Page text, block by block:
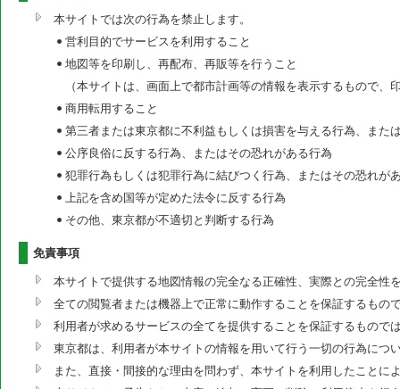
本サイトでは次の行為を禁止します。
営利目的でサービスを利用すること
地図等を印刷し、再配布、再販等を行うこと
（本サイトは、画面上で都市計画等の情報を表示するもので、
商用転用すること
第三者または東京都に不利益もしくは損害を与える行為、また
公序良俗に反する行為、またはその恐れがある行為
犯罪行為もしくは犯罪行為に結びつく行為、またはその恐れが
上記を含め国等が定めた法令に反する行為
その他、東京都が不適切と判断する行為
免責事項
本サイトで提供する地図情報の完全なる正確性、実際との完全性
全ての閲覧者または機器上で正常に動作することを保証するもの
利用者が求めるサービスの全てを提供することを保証するもので
東京都は、利用者が本サイトの情報を用いて行う一切の行為につ
また、直接・間接的な理由を問わず、本サイトを利用したこと